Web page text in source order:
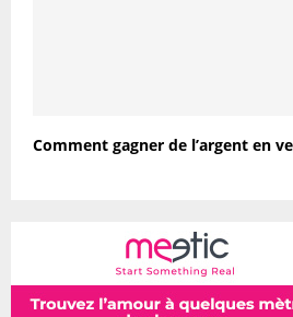
Comment gagner de l’argent en